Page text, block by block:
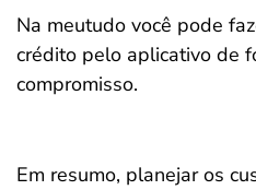
Na meutudo você pode
crédito pelo aplicativo de
compromisso.
Em resumo, planejar os